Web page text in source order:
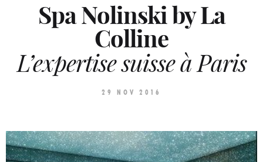
Spa Nolinski by La
Colline
L’expertise suisse à Paris
29 NOV 2016